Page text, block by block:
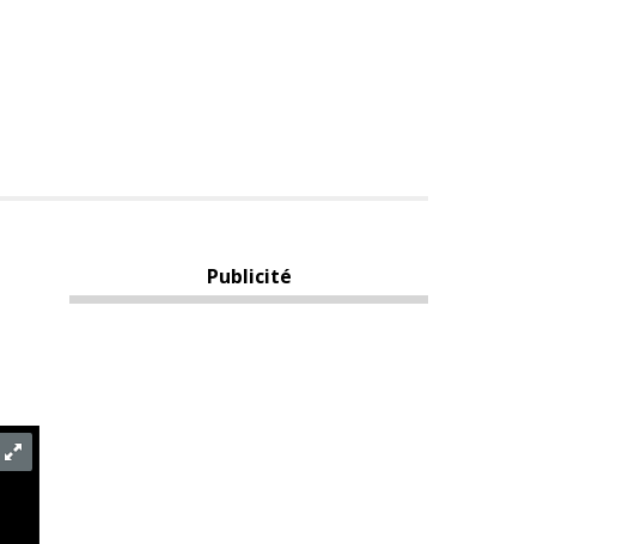
Publicité